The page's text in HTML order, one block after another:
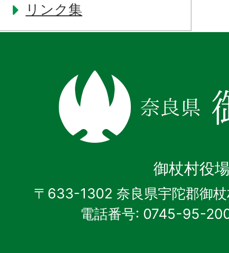
リンク集
奈
良
県
御杖村役
〒633-1302 奈良県宇陀郡御
電話番号: 0745-95-